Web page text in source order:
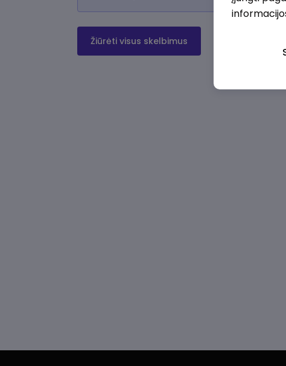
Žiūrėti visus skelbimus